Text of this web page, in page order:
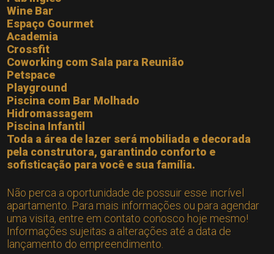
Wine Bar
Espaço Gourmet
Academia
Crossfit
Coworking com Sala para Reunião
Petspace
Playground
Piscina com Bar Molhado
Hidromassagem
Piscina Infantil
Toda a área de lazer será mobiliada e decorada
pela construtora, garantindo conforto e
sofisticação para você e sua família.
Não perca a oportunidade de possuir esse incrível
apartamento. Para mais informações ou para agendar
uma visita, entre em contato conosco hoje mesmo!
Informações sujeitas a alterações até a data de
lançamento do empreendimento.